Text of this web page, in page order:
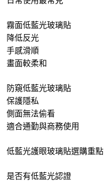
霧面低藍光玻璃貼
降低反光
手感滑順
畫面較柔和
防窺低藍光玻璃貼
保護隱私
側面無法偷看
適合通勤與商務使用
低藍光護眼玻璃貼選購重點
是否有低藍光認證